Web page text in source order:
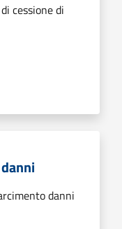
cessione di
danni